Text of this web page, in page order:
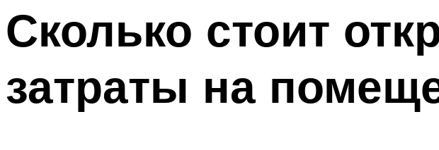
Сколько стоит
затраты на